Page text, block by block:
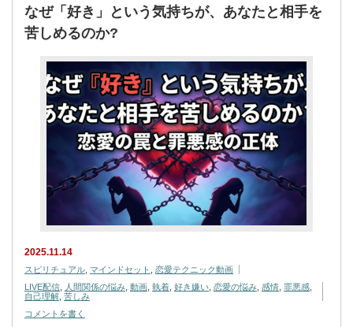
なぜ「好き」という気持ちが、あなたと相手を
苦しめるのか?
2025.11.14
スピリチュアル マインドセット
恋愛テクニック動画
LIVE配信
人間関係の悩み 動画 執着 好き嫌い 恋愛の悩み 感情 罪悪感
自己理解 苦しみ
コメントを書く